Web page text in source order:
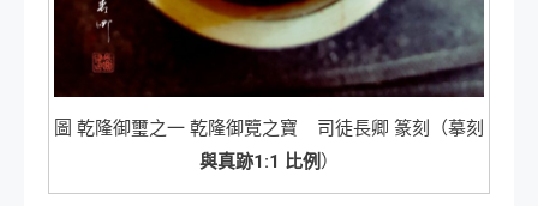
圖 乾隆御璽之一 乾隆御覽之寶 司徒長卿 篆刻（摹刻
與真跡1:1 比例 ）